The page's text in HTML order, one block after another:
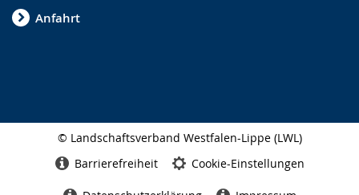
Anfahrt
© Landschaftsverband Westfalen-Lippe (LWL)
Barrierefreiheit Cookie-Einstellungen